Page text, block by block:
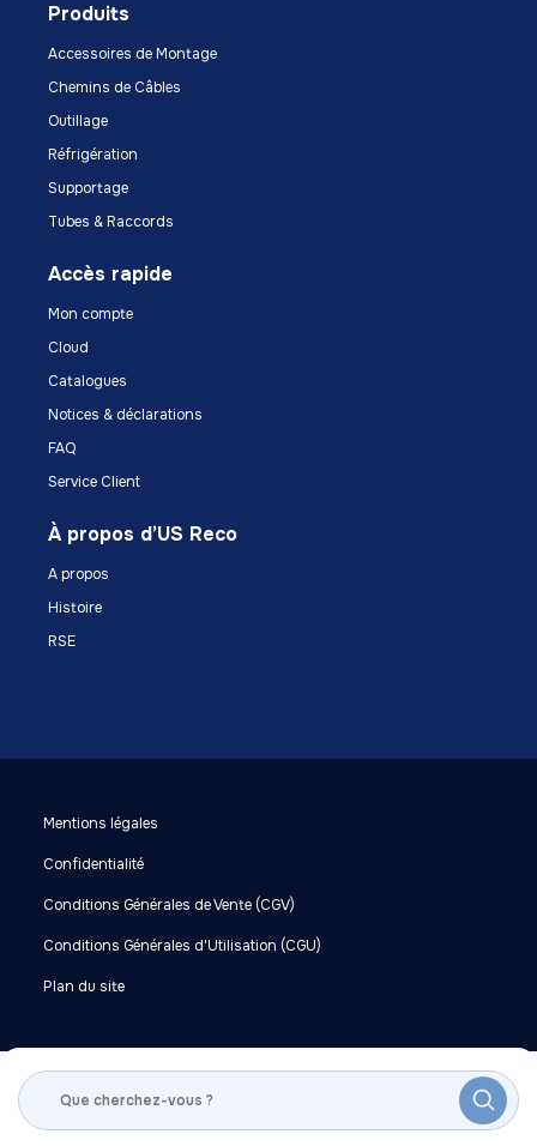
Produits
Accessoires de Montage
Chemins de Câbles
Outillage
Réfrigération
Supportage
Tubes & Raccords
Accès rapide
Mon compte
Cloud
Catalogues
Notices & déclarations
FAQ
Service Client
À propos d’US Reco
A propos
Histoire
RSE
Mentions légales
Confidentialité
Conditions Générales de Vente (CGV)
Conditions Générales d'Utilisation (CGU)
Plan du site